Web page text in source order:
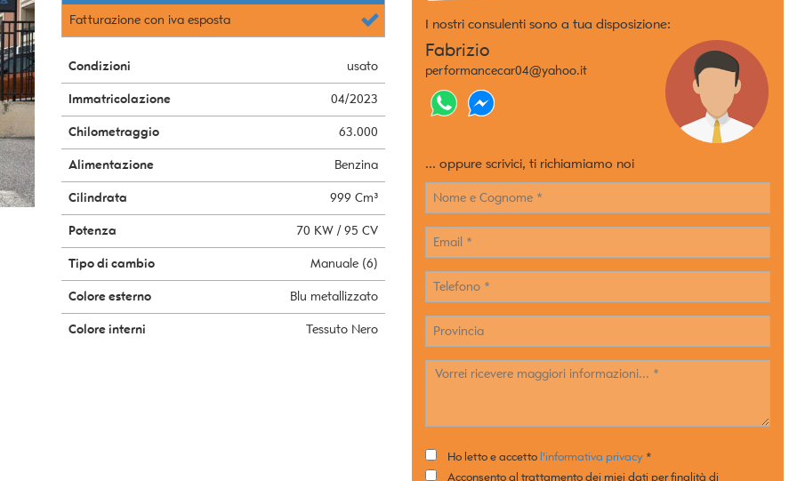
Fatturazione con iva esposta
Condizioni usato
Immatricolazione 04/2023
Chilometraggio 63.000
Alimentazione Benzina
Cilindrata 999 Cm³
Potenza 70 KW / 95 CV
Tipo di cambio Manuale (6)
Colore esterno Blu metallizzato
Colore interni Tessuto Nero
I nostri consulenti sono a tua disposizione:
Fabrizio
performancecar04@yahoo.it
... oppure scrivici, ti richiamiamo noi
Ho letto e accetto l'informativa privacy *
Acconsento al trattamento dei miei dati per finalità di